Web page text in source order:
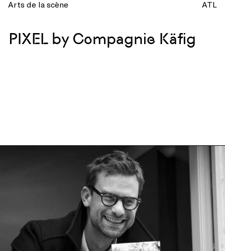
Arts de la scène ATL
PIXEL by Compagnie Käfig